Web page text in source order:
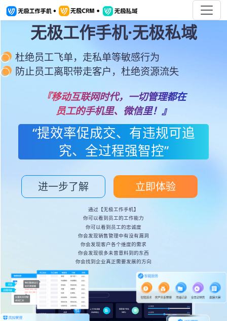
无极工作手机·无极私域
杜绝员工飞单，走私单等敏感行为
防止员工离职带走客户，杜绝资源流失
『移动互联网时代，一切管理都在
员工的手机里、微信里！』
“提效率促成交、有违规可追
究、全过程强智控”
进一步了解 立即体验
通过【无极工作手机】
你可以看到员工的工作能力
你可以看到员工的忠诚度
你会发现销售管理中有没有漏洞
你会发现客户各个维度的需求
你会发现很多未曾意料到的东西
你会找到企业真正需要发展的方向